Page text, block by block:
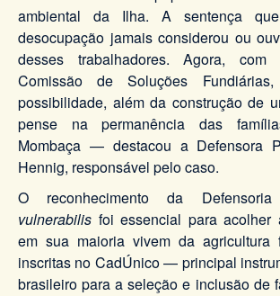
ambiental da Ilha. A sentença
desocupação jamais considerou ou
desses trabalhadores. Agora,
Comissão de Soluções
possibilidade, além da construção de
pense na permanência das
Mombaça — destacou a Defensora
Hennig, responsável pelo caso.
O reconhecimento da
vulnerabilis foi essencial para acolher
em sua maioria vivem da agricultura
inscritas no CadÚnico — principal
brasileiro para a seleção e inclusão de